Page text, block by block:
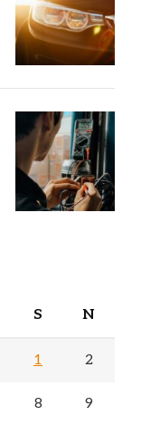
S N
1 2
8 9